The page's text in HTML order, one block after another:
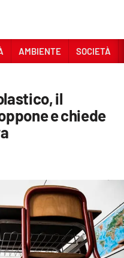
AMBIENTE SOCIETÀ
il
e chiede